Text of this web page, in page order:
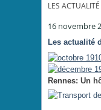
LES
16 novembre
Les actualité
Rennes: Un